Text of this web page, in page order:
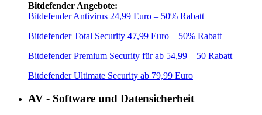
Bitdefender Angebote:
Bitdefender Antivirus 24,99 Euro – 50% Rabatt
Bitdefender Total Security 47,99 Euro – 50% Rabatt
Bitdefender Premium Security für ab 54,99 – 50 Rabatt
Bitdefender Ultimate Security ab 79,99 Euro
AV - Software und Datensicherheit